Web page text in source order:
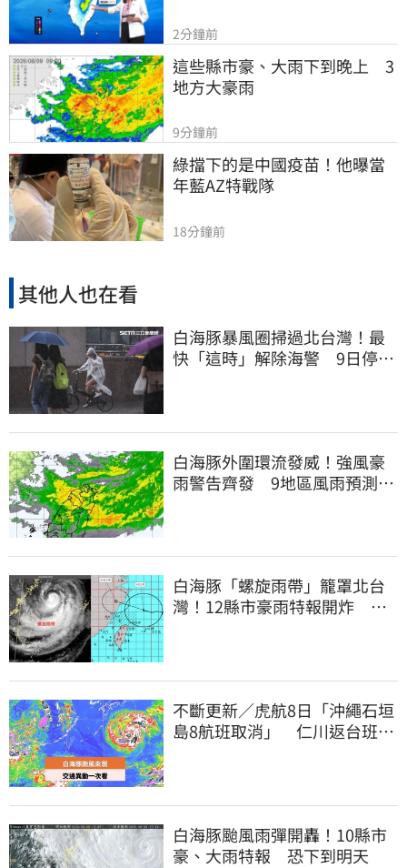
2分鐘前
這些縣市豪、大雨下到晚上　3
地方大豪雨
9分鐘前
綠擋下的是中國疫苗！他曝當
年藍AZ特戰隊
18分鐘前
其他人也在看
白海豚暴風圈掃過北台灣！最
快「這時」解除海警 9日停班
白海豚外圍環流發威！強風豪
雨警告齊發 9地區風雨預測達
白海豚「螺旋雨帶」籠罩北台
灣！12縣市豪雨特報開炸 估
不斷更新／虎航8日「沖繩石垣
島8航班取消」 仁川返台班機
白海豚颱風雨彈開轟！10縣市
豪、大雨特報 恐下到明天